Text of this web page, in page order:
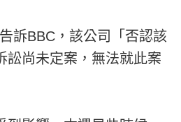
訴BBC，該公司「否認該
訟尚未定案，無法就此案